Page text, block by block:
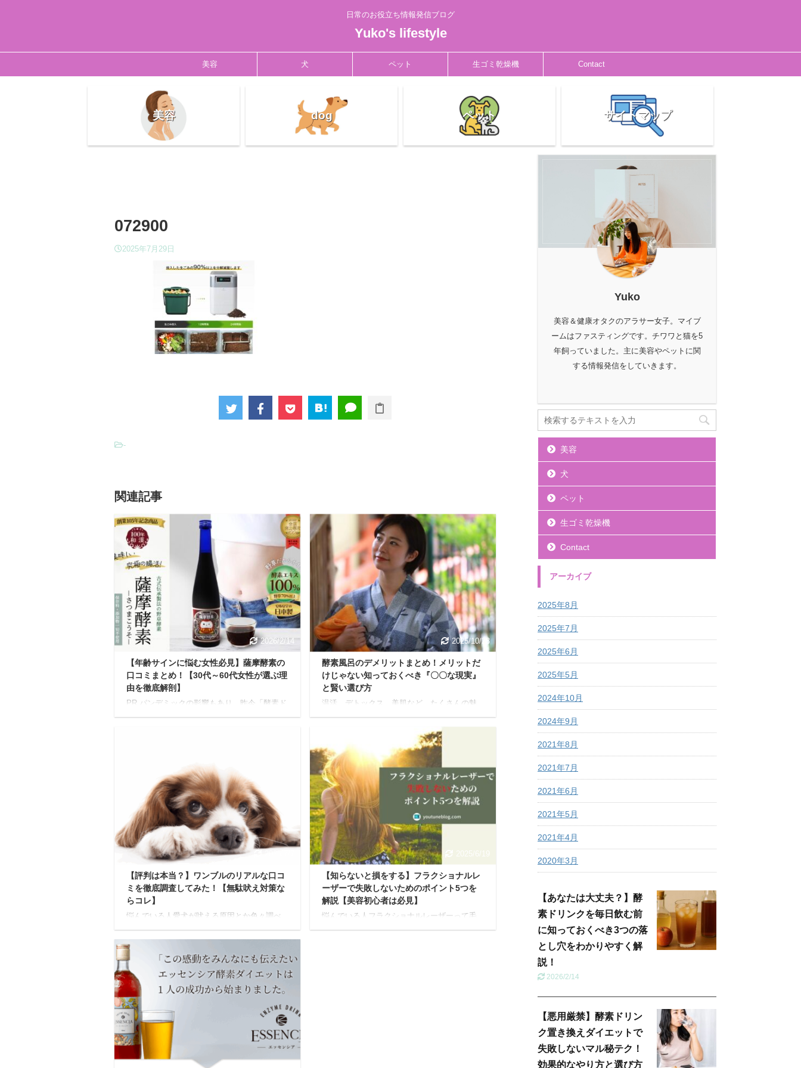
日常のお役立ち情報発信ブログ
Yuko's lifestyle
美容 犬 ペット 生ゴミ乾燥機 Contact
美容 dog ペット サイトマップ
072900
2025年7月29日
-
関連記事
2026/2/14
【年齢サインに悩む女性必見】薩摩酵素の
口コミまとめ！【30代～60代女性が選ぶ理
由を徹底解剖】
PR パンデミックの影響もあり、昨今「酵素ド
です。 実はこれ、創業100年以上の歴史を持つ
老舗薬局が手がける本格的な酵素ドリンクな
んです。 でも「本当に効果があるの？」と、
購入前に気になる点はたくさんありますよ
ね。 本記事の内容 薩摩酵素ってどんな酵素ド
リンク？ 薩摩酵素の良い口コミ・気になる口
コミ ...
2025/10/28
酵素風呂のデメリットまとめ！メリットだ
けじゃない知っておくべき『〇〇な現実』
と賢い選び方
温活、デトックス、美肌など、たくさんの魅
も見かける機会が増え「試してみたい！」と
感じている方も多いかもしれませんね。 で
も、どんなに素晴らしいものにも、知ってお
きたい注意点や懸念点はあります。 本記事で
は、酵素風呂をこれから体験する方や、すで
に利用しているけれど疑問がある方に向け
て、酵素風呂の「デメリット」に焦点を当て
て解説します。 デメリットをしっかり理解
し、対処法を知ることで、酵素風呂をより効
果的に美容と健康に活かせるようになります
よ。 酵素風呂の主なデメリ ...
【評判は本当？】ワンブルのリアルな口コ
ミを徹底調査してみた！【無駄吠え対策な
らコレ】
悩んでいる人愛犬が吠える原因とか色々調べ
ようにいかない...。可愛くて可愛くてたまらな
い自慢の愛犬だけど、ピンポンが鳴るたびに
吠えたり、ご近所からクレームが来ないか毎
日ヒヤヒヤする。吠え癖だけは今すぐどうに
か直したい。何かいいアイテムはないかな...
あなたは今、このようなお悩みを抱えていま
せんか？ 実際のところ、犬の無駄吠えは8割以
上の飼い主が抱える悩みと言われており、し
つけ教室に通うにも時間やお金がかかる上、
ネットで調べた方法を試してもうまくいかな
いという声も見 ...
2025/6/19
【知らないと損をする】フラクショナルレ
ーザーで失敗しないためのポイント5つを
解説【美容初心者は必見】
悩んでいる人フラクショナルレーザーって毛
Yuko
美容＆健康オタクのアラサー女子。マイブ
ームはファスティングです。チワワと猫を5
年飼っていました。主に美容やペットに関
する情報発信をしていきます。
美容
犬
ペット
生ゴミ乾燥機
Contact
アーカイブ
2025年8月
2025年7月
2025年6月
2025年5月
2024年10月
2024年9月
2021年8月
2021年7月
2021年6月
2021年5月
2021年4月
2020年3月
【あなたは大丈夫？】酵
素ドリンクを毎日飲む前
に知っておくべき3つの落
とし穴をわかりやすく解
説！
2026/2/14
【悪用厳禁】酵素ドリン
ク置き換えダイエットで
失敗しないマル秘テク！
効果的なやり方と選び方